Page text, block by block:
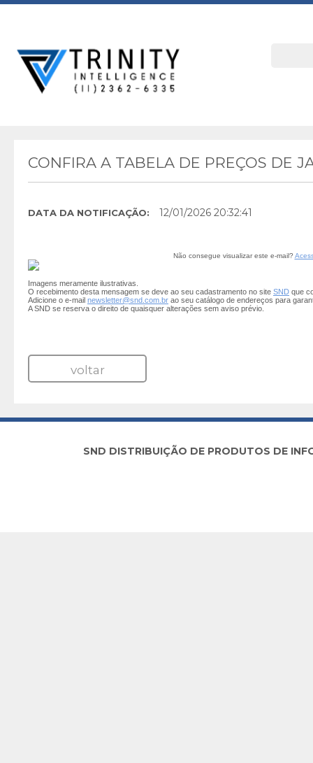
CONFIRA A TABELA DE PREÇOS DE
DATA DA NOTIFICAÇÃO: 12/01/2026 20:32:41
Não consegue visualizar este e-mail?
Imagens meramente ilustrativas.
O recebimento desta mensagem se deve ao seu cadastramento no site SND que
Adicione o e-mail newsletter@snd.com.br ao seu catálogo de endereços para
A SND se reserva o direito de quaisquer alterações sem aviso prévio.
voltar
SND DISTRIBUIÇÃO DE PRODUTOS DE